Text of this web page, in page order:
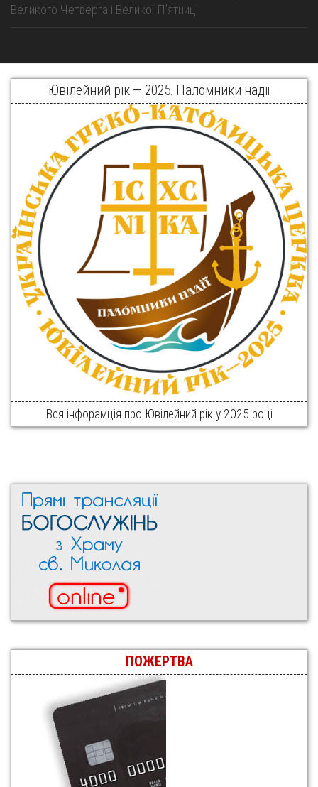
Великого Четверга і Великої Пʼятниці
Ювілейний рік — 2025. Паломники надії
Вся інфорамція про Ювілейний рік у 2025 році
ПОЖЕРТВА